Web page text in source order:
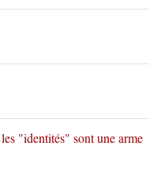
"identités" sont une arme